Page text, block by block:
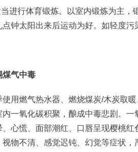
行体育锻炼。以室内锻炼为主，
点钟太阳出来后运动为好。如轻度污
气中毒
燃气热水器、燃烧煤炭/木炭取暖
内一氧化碳积聚，酿成中毒悲剧。
、心慌、面部潮红、口唇呈现樱桃
视物不清、感觉迟钝、幻觉等症状